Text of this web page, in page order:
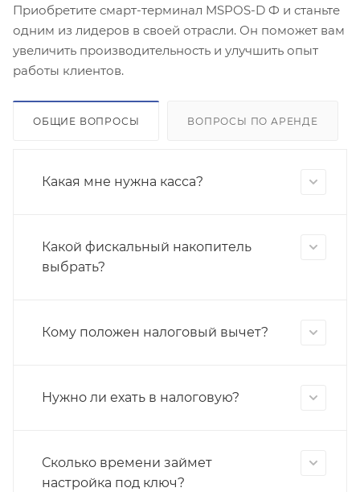
Приобретите смарт-терминал MSPOS-D Ф и станьте
одним из лидеров в своей отрасли. Он поможет вам
увеличить производительность и улучшить опыт
работы клиентов.
ОБЩИЕ ВОПРОСЫ ВОПРОСЫ ПО АРЕНДЕ
Какая мне нужна касса?
Какой фискальный накопитель
выбрать?
Кому положен налоговый вычет?
Нужно ли ехать в налоговую?
Сколько времени займет
настройка под ключ?